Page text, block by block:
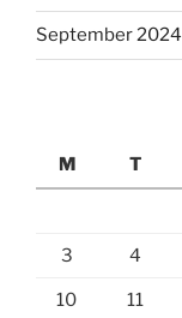
September 2024
M
T
3 4
10 11